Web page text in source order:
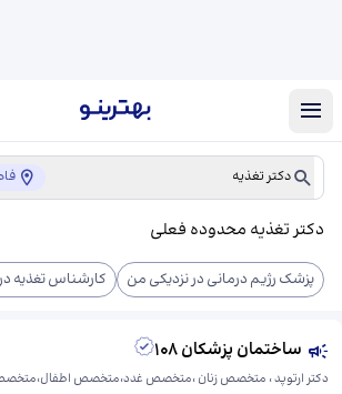
دکتر تغذیه
دکتر تغذیه محدوده فعلی
پزشک رژیم درمانی در نزدیکی من کارشناس تغذیه
ساختمان پزشکان 108
دکتر ارتوپد ، متخصص زنان ،متخصص غدد،متخصص اطفال،متخصص